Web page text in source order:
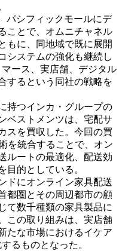
パシフィックモールにデ
ことで、オムニチャネル
もに、同地域で既に展開
システムの強化も継続し
ース、実店舗、デジタル
するという同社の戦略を
持つインカ・グループの
ベストメンツは、宅配サ
スを買収した。今回の買
を統合することで、オン
ルートの最適化、配送効
目的としている。
ドにオンライン家具配送
都圏とその周辺都市の顧
て数千種類の家具製品に
この取り組みは、実店舗
たな市場におけるイケア
るものとなった。